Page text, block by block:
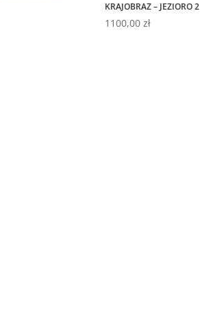
KRAJOBRAZ – JEZIORO 2
1100,00 zł